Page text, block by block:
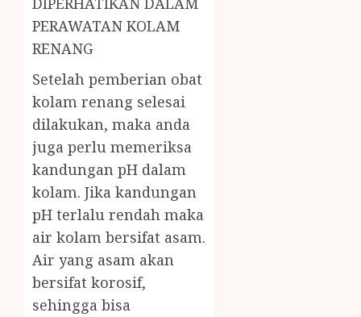
PERAWATAN KOLAM
RENANG
Setelah pemberian obat
kolam renang selesai
dilakukan, maka anda
juga perlu memeriksa
kandungan pH dalam
kolam. Jika kandungan
pH terlalu rendah maka
air kolam bersifat asam.
Air yang asam akan
bersifat korosif,
sehingga bisa